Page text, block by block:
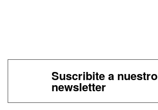
Suscribite a nuestro
newsletter